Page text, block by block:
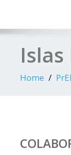
Islas
Home